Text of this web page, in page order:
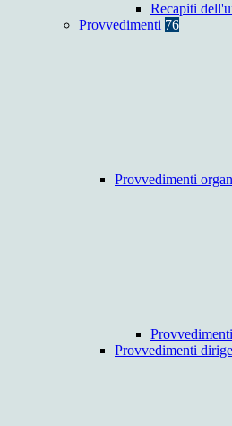
Recapiti
Provvedimenti 76
Provvedimenti
Provvedimenti